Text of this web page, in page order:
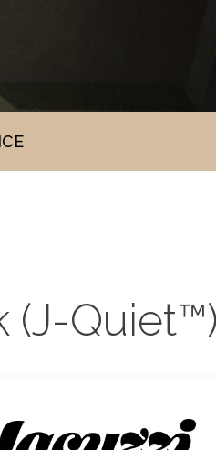
(J-Quiet™)